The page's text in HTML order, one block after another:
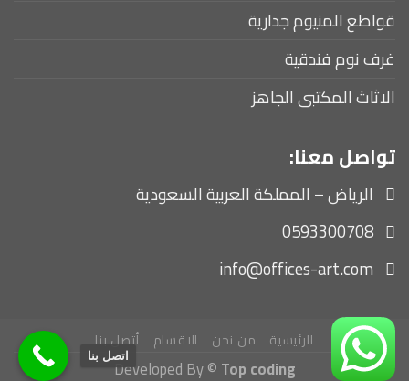
قواطع المنيوم جدارية
غرف نوم فندقية
الاثاث المكتبى الجاهز
تواصل معنا:
الرياض – المملكة العربية السعودية
0593300708
info@offices-art.com
الرئيسية من نحن الاقسام أتصل بنا
Developed By ©Top coding اتصل بنا